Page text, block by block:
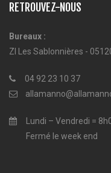
RETROUVEZ-NOUS
Bureaux :
ZI Les Sablonnières -
04 92 23 10 37
Lundi – Vendredi =
Fermé le week end